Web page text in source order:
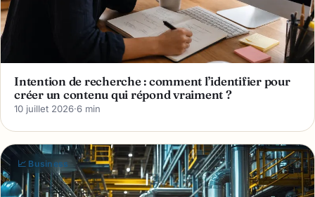
Intention de recherche : comment l’identifier pour
créer un contenu qui répond vraiment ?
10 juillet 2026·6 min
📈 Business